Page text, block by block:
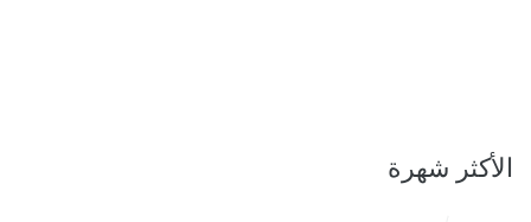
الأكثر شهرة